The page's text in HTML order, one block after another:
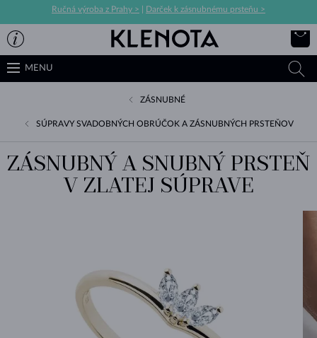
Ručná výroba z Prahy > Darček k zásnubnému prsteňu >
MENU
ZÁSNUBNÉ
SÚPRAVY SVADOBNÝCH OBRÚČOK A ZÁSNUBNÝCH PRSTEŇOV
ZÁSNUBNÝ A SNUBNÝ PRSTEŇ
V ZLATEJ SÚPRAVE